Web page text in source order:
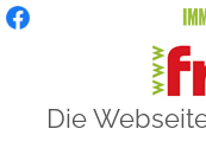
Die